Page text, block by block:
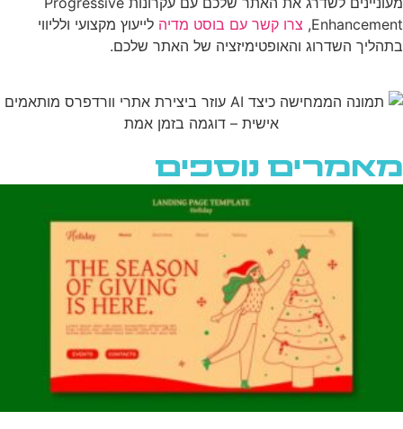
Enhancement, צרו קשר עם בוסט מדיה לייעוץ מקצועי ולליווי
בתהליך השדרוג והאופטימיזציה של האתר שלכם.
מאמרים נוספים